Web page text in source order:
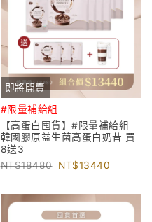
即將開賣
#限量補給組
【高蛋白囤貨】#限量補給組
韓國膠原益生菌高蛋白奶昔 買
8送3
18480
13440